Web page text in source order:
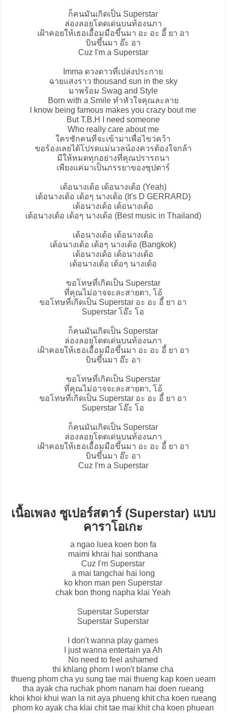
ก็คนมันเกิดเป็น Superstar
ล่องลอยโดดเด่นบนท้องนภา
เฝ้าคอยให้เธอเอื้อมมือขึ้นมา อะ อะ อี้ ยา อา
บินขึ้นมา อ๊ะ อา
Cuz I'm a Superstar
Imma ดวงดาวที่เปล่งประกาย
ฉายแสงราว thousand sun in the sky
มาพร้อม Swag and Style
Born with a Smile ทำหัวใจคุณละลาย
I know being famous makes you crazy bout me
But T.B.H I need someone
Who really care about me
ใครซักคนที่จะเข้ามาเพื่อไขว่คว้า
ขอร้องเลยได้โปรดแม่นวลน้องควรต้องใจกล้า
มีให้หมดทุกอย่างที่คุณปรารถนา
เพียงแค่มาเป็นภรรยาของซุปตาร์
เด้อนางเด้อ เด้อนางเด้อ (Yeah)
เด้อนางเด้อ เด้อๆ นางเด้อ (It's D GERRARD)
เด้อนางเด้อ เด้อนางเด้อ
เด้อนางเด้อ เด้อๆ นางเด้อ (Best music in Thailand)
เด้อนางเด้อ เด้อนางเด้อ
เด้อนางเด้อ เด้อๆ นางเด้อ (Bangkok)
เด้อนางเด้อ เด้อนางเด้อ
เด้อนางเด้อ เด้อๆ นางเด้อ
ขอโทษที่เกิดเป็น Superstar
ที่คุณไม่อาจจะละสายตา, โอ้
ขอโทษที่เกิดเป็น Superstar อะ อะ อี้ ยา อา
Superstar โอ๊ะ โอ
ก็คนมันเกิดเป็น Superstar
ล่องลอยโดดเด่นบนท้องนภา
เฝ้าคอยให้เธอเอื้อมมือขึ้นมา อะ อะ อี้ ยา อา
บินขึ้นมา อ๊ะ อา
ขอโทษที่เกิดเป็น Superstar
ที่คุณไม่อาจจะละสายตา, โอ้
ขอโทษที่เกิดเป็น Superstar อะ อะ อี้ ยา อา
Superstar โอ๊ะ โอ
ก็คนมันเกิดเป็น Superstar
ล่องลอยโดดเด่นบนท้องนภา
เฝ้าคอยให้เธอเอื้อมมือขึ้นมา อะ อะ อี้ ยา อา
บินขึ้นมา อ๊ะ อา
Cuz I'm a Superstar
เนื้อเพลง ซูเปอร์สตาร์ (Superstar) แบบ
คาราโอเกะ
a ngao luea koen bon fa
maimi khrai hai sonthana
Cuz I'm Superstar
a mai tangchai hai long
ko khon man pen Superstar
chak bon thong napha klai Yeah
Superstar Superstar
Superstar Superstar
I don't wanna play games
I just wanna entertain ya Ah
No need to feel ashamed
thi khlang phom I won't blame cha
thueng phom cha yu sung tae mai thueng kap koen ueam
tha ayak cha ruchak phom nanam hai doen rueang
khoi khoi khui wan la nit aya phueng khit cha koen rueang
phom ko ayak cha klai chit tae mai khit cha koen phuean